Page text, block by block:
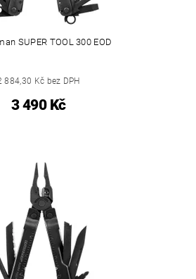
SUPER TOOL 300 EOD
884,30 Kč bez DPH
3 490 Kč